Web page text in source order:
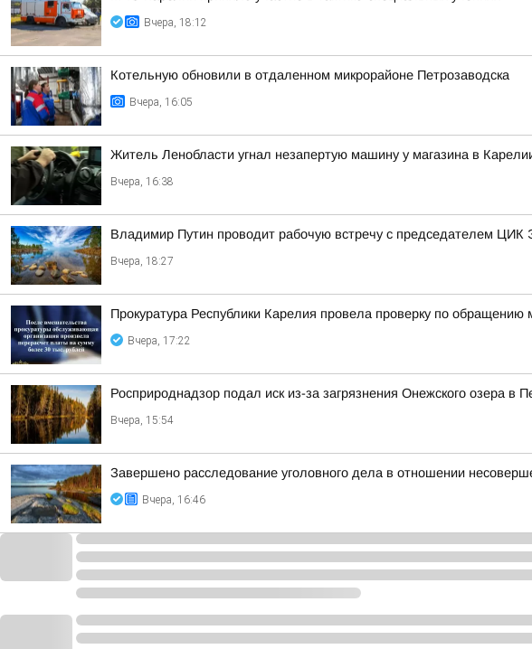
Вчера, 18:12
Котельную обновили в отдаленном микрорайоне Петрозаводска
Вчера, 16:05
Житель Ленобласти угнал незапертую машину у магазина в
Вчера, 16:38
Владимир Путин проводит рабочую встречу с председателем
Вчера, 18:27
Прокуратура Республики Карелия провела проверку по обращению
Вчера, 17:22
Росприроднадзор подал иск из-за загрязнения Онежского озера в
Вчера, 15:54
Завершено расследование уголовного дела в отношении
Вчера, 16:46